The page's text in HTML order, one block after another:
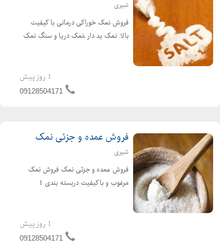
شیری
فروش نمک خوراکی درمانی با کیفیت
بالا. نمک ید دار ،نمک دریا و سنگ نمک
مفید بعنوان بهترین نمک خوراکی به
تایید پزشکان میباشد.
1 روز پیش
09128504171
فروش عمده و جزئی نمک
شیری
فروش عمده و جزئی نمک فروش نمک
مرغوب و باکیفیت دربسته بندی 1
1 روز پیش
09128504171